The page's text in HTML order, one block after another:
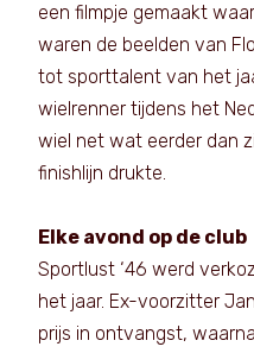
een filmpje gemaakt
waren de beelden van
tot sporttalent van het
wielrenner tijdens het
wiel net wat eerder dan
finishlijn drukte.
Elke avond op de club
Sportlust ‘46 werd
het jaar. Ex-voorzitter
prijs in ontvangst,